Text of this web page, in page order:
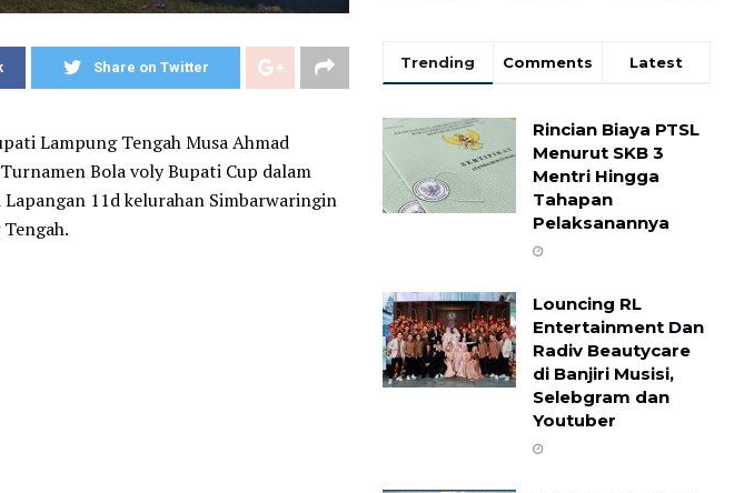
Share on Twitter
Lampung Tengah Musa Ahmad
Bola voly Bupati Cup dalam
11d kelurahan Simbarwaringin
Trending Comments Latest
Rincian Biaya PTSL
Menurut SKB 3
Mentri Hingga
Tahapan
Pelaksanannya
Louncing RL
Entertainment Dan
Radiv Beautycare
di Banjiri Musisi,
Selebgram dan
Youtuber